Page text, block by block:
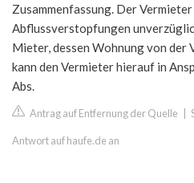
Zusammenfassung. Der
Abflussverstopfungen
Mieter, dessen Wohnung von
kann den Vermieter hierauf in
Abs.
Antrag auf Entfernung der Quelle
Antwort auf haufe.de an